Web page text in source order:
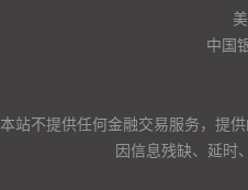
中国
本站不提供任何金融交易服务，提
因信息残缺、延时